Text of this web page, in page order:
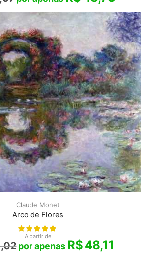
Claude Monet
Arco de Flores
A partir de
R$48,11